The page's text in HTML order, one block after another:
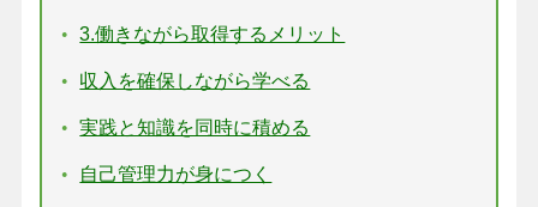
3.働きながら取得するメリット
収入を確保しながら学べる
実践と知識を同時に積める
自己管理力が身につく